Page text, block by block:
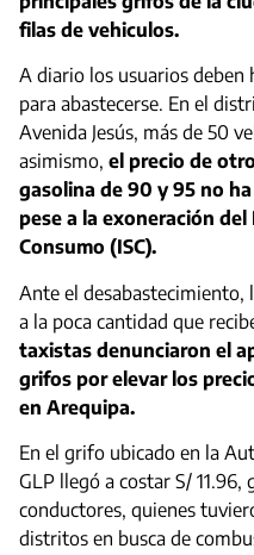
filas de vehiculos.
A diario los usuarios deben
para abastecerse. En el
Avenida Jesús, más de 50
asimismo, el precio de
gasolina de 90 y 95 no
pese a la exoneración
Consumo (ISC).
Ante el desabastecimiento,
a la poca cantidad que
taxistas denunciaron el
grifos por elevar los
en Arequipa.
En el grifo ubicado en la
GLP llegó a costar S/
conductores, quienes
distritos en busca de